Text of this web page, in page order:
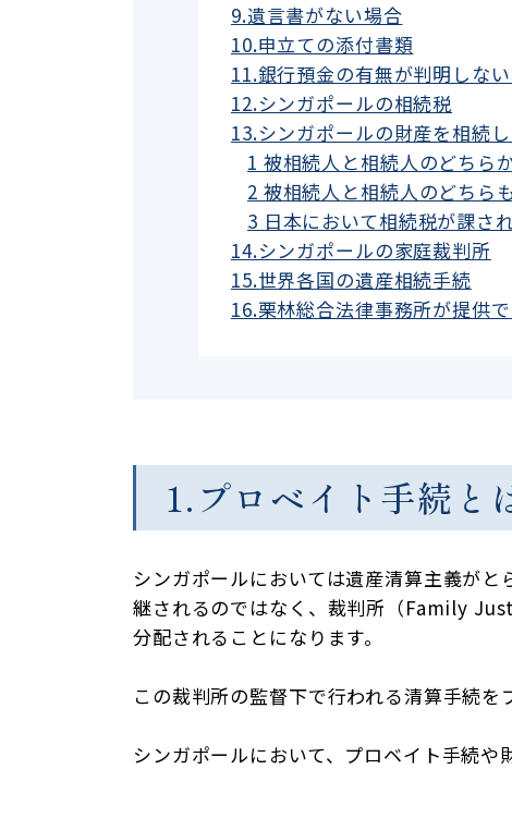
9.遺言書がない場合
10.申立ての添付書類
11.銀行預金の有無が判明しな
12.シンガポールの相続税
13.シンガポールの財産を相続
1 被相続人と相続人のどちら
2 被相続人と相続人のどちら
3 日本において相続税が課さ
14.シンガポールの家庭裁判所
15.世界各国の遺産相続手続
16.栗林総合法律事務所が提供
1.プロベイト手続と
シンガポールにおいては遺産清算主義が
継されるのではなく、裁判所（Family
分配されることになります。
この裁判所の監督下で行われる清算手続を
シンガポールにおいて、プロベイト手続